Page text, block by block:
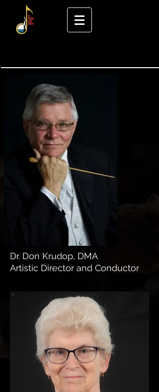
Dr. Don Krudop, DMA
Artistic Director and Conductor